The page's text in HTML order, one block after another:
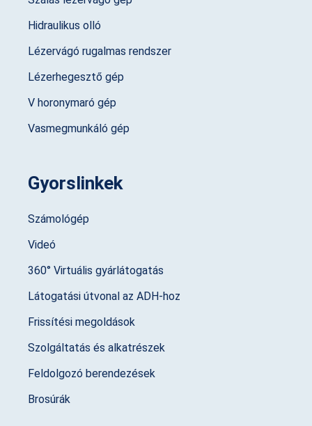
Hidraulikus olló
Lézervágó rugalmas rendszer
Lézerhegesztő gép
V horonymaró gép
Vasmegmunkáló gép
Gyorslinkek
Számológép
Videó
360° Virtuális gyárlátogatás
Látogatási útvonal az ADH-hoz
Frissítési megoldások
Szolgáltatás és alkatrészek
Feldolgozó berendezések
Brosúrák